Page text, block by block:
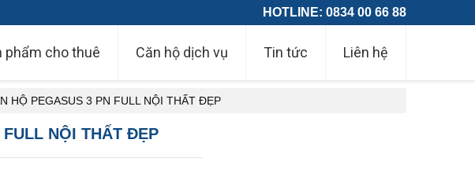
HOTLINE: 0834 00 66 88
phẩm cho thuê Căn hộ dịch vụ Tin tức Liên hệ
HỘ PEGASUS 3 PN FULL NỘI THẤT ĐẸP
NỘI THẤT ĐẸP